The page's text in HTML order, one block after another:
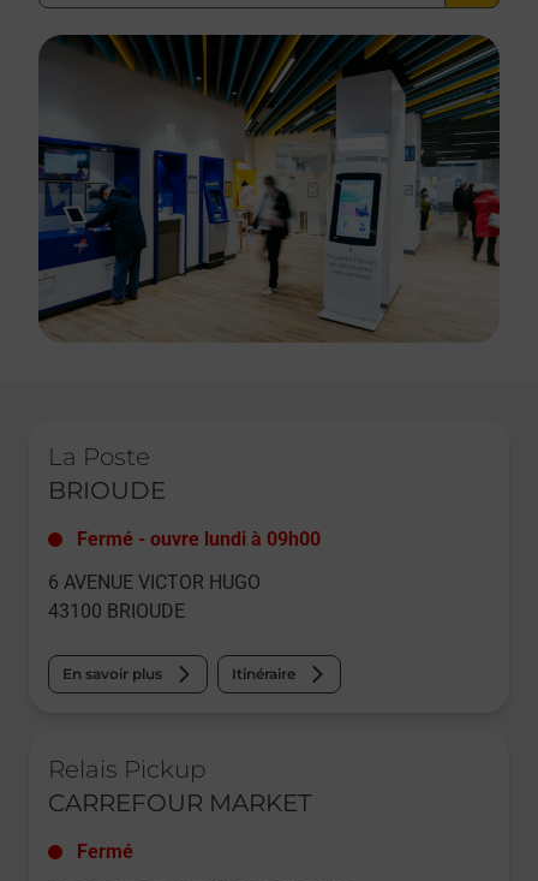
La Poste
BRIOUDE
Fermé - ouvre lundi à 09h00
6 AVENUE VICTOR HUGO
43100 BRIOUDE
En savoir plus Itinéraire
Relais Pickup
CARREFOUR MARKET
Fermé